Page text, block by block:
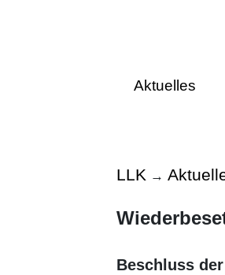
Aktuelles
LLK→
Beschluss